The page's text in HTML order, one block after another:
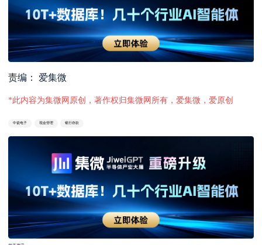
责编： 爱集微
*此内容为集微网原创，著作权归集微网所有，爱集微，爱原创
中瓷电子 现金管理 银行存款